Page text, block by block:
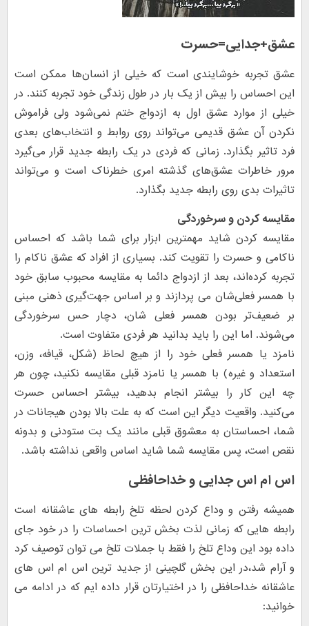
عشق+جدایی=حسرت
عشق تجربه خوشایندی است که خیلی از انسا‌ن‌ها ممکن است
این احساس را بیش از یک بار در طول زندگی خود تجربه ‌کنند. در
خیلی از موارد عشق اول به ازدواج ختم نمی‌شود ولی فراموش
نکردن آن عشق قدیمی می‌تواند روی روابط و انتخاب‌های بعدی
فرد تاثیر بگذارد. زمانی که فردی در یک رابطه جدید قرار می‌گیرد
مرور خاطرات عشق‌های گذشته امری خطرناک است و می‌تواند
تاثیرات بدی روی رابطه جدید بگذارد.
مقایسه کردن و سرخوردگی
مقایسه کردن شاید مهمترین ابزار برای شما باشد که احساس
ناکامی و حسرت را تقویت کند. بسیاری از افراد که عشق ناکام را
تجربه کرده‌اند، بعد از ازدواج دائما به مقایسه محبوب سابق خود
با همسر فعلی‌شان می پردازند و بر اساس جهت‌گیری ذهنی مبنی
بر ضعیف‌تر بودن همسر فعلی شان، دچار حس سرخوردگی
می‌شوند. اما این را باید بدانید هر فردی متفاوت است.
نامزد یا همسر فعلی خود را از هیچ لحاظ (شکل، قیافه، وزن،
استعداد و غیره) با همسر یا نامزد قبلی مقایسه نکنید، چون هر
چه این کار را بیشتر انجام بدهید، بیشتر احساس حسرت
می‌کنید. واقعیت دیگر این است که به علت بالا بودن هیجانات در
شما، احساستان به معشوق قبلی مانند یک بت ستودنی و بدونه
نقص است، پس مقایسه شما شاید اساس واقعی نداشته باشد.
اس ام اس جدایی و خداحافظی
همیشه رفتن و وداع کردن لحظه تلخ رابطه های عاشقانه است
رابطه هایی که زمانی لذت بخش ترین احساسات را در خود جای
داده بود این وداع تلخ را فقط با جملات تلخ می توان توصیف کرد
و آرام شد،در این بخش گلچینی از جدید ترین اس ام اس های
عاشقانه خداحافظی را در اختیارتان قرار داده ایم که در ادامه می
خوانید: